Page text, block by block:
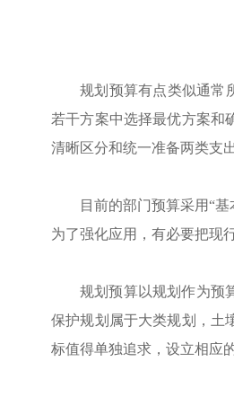
规划预算有点类似通常
若干方案中选择最优方案和
清晰区分和统一准备两类支
目前的部门预算采用“基
为了强化应用，有必要把现
规划预算以规划作为预
保护规划属于大类规划，土
标值得单独追求，设立相应